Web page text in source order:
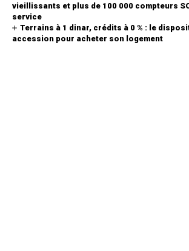
vieillissants et plus de 100 000 compteurs
service
Terrains à 1 dinar, crédits à 0 % : le
accession pour acheter son logement